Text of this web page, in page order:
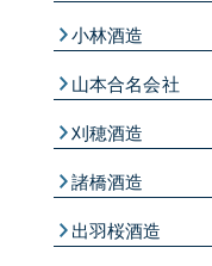
小林酒造
山本合名会社
刈穂酒造
諸橋酒造
出羽桜酒造